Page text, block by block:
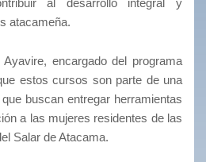
al desarrollo integral y
atacameña.
encargado del programa
estos cursos son parte de una
buscan entregar herramientas
a las mujeres residentes de las
Salar de Atacama.